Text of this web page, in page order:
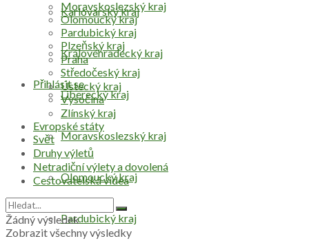
Přihlásit se
Karlovarský kraj
Královéhradecký kraj
Liberecký kraj
Moravskoslezský kraj
Olomoucký kraj
Pardubický kraj
Moravskoslezský kraj
Olomoucký kraj
Pardubický kraj
Plzeňský kraj
Praha
Středočeský kraj
Ústecký kraj
Vysočina
Zlínský kraj
Evropské státy
Svět
Druhy výletů
Netradiční výlety a dovolená
Cestovatelská videa
Žádný výsledek
Zobrazit všechny výsledky